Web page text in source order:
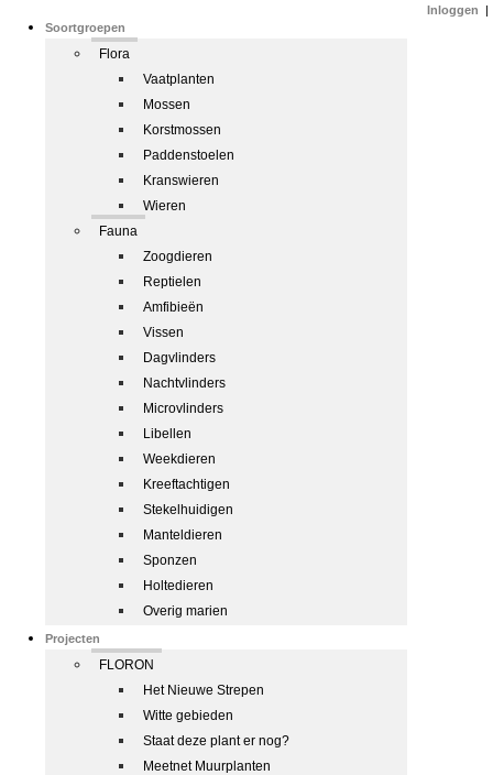
Soortgroepen
Flora
Vaatplanten
Mossen
Korstmossen
Paddenstoelen
Kranswieren
Wieren
Fauna
Zoogdieren
Reptielen
Amfibieën
Vissen
Dagvlinders
Nachtvlinders
Microvlinders
Libellen
Weekdieren
Kreeftachtigen
Stekelhuidigen
Manteldieren
Sponzen
Holtedieren
Overig marien
Projecten
FLORON
Het Nieuwe Strepen
Witte gebieden
Staat deze plant er nog?
Meetnet Muurplanten
Inloggen |